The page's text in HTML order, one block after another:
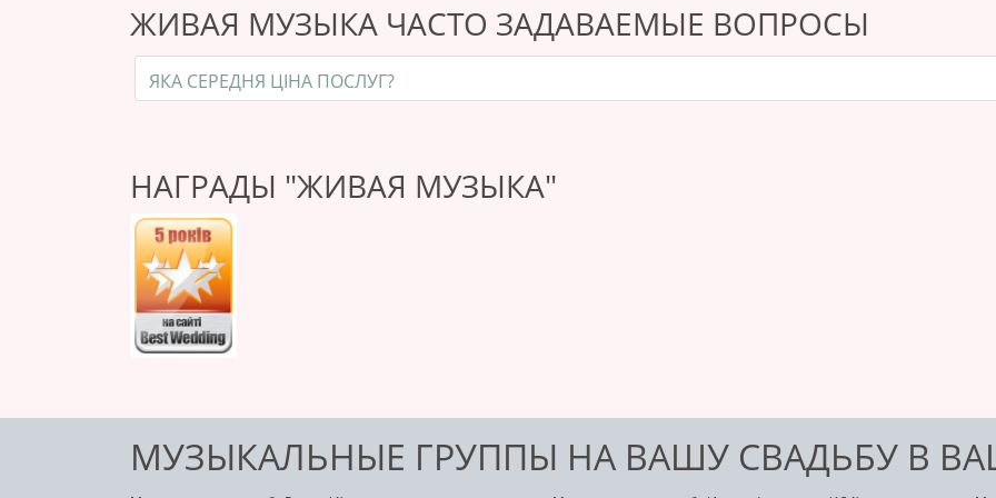
ЖИВАЯ МУЗЫКА ЧАСТО ЗАДАВАЕМЫЕ ВОПРОСЫ
ЯКА СЕРЕДНЯ ЦІНА ПОСЛУГ?
НАГРАДЫ "ЖИВАЯ МУЗЫКА"
МУЗЫКАЛЬНЫЕ ГРУППЫ НА ВАШУ СВАДЬБУ В